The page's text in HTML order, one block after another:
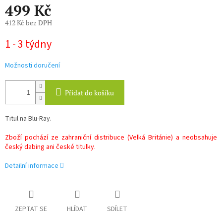
499 Kč
412 Kč bez DPH
cena:
1 - 3 týdny
Možnosti doručení
Přidat do košíku
Titul na Blu-Ray.
Zboží pochází ze zahraniční distribuce (Velká Británie) a neobsahuje
český dabing ani české titulky.
Detailní informace
ZEPTAT SE HLÍDAT SDÍLET